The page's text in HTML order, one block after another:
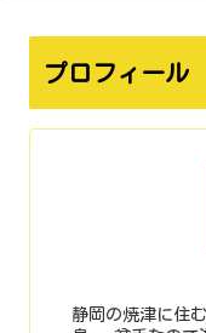
プロフィール
静岡の焼津に住